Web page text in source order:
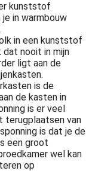
kunststof
in warmbouw
in een kunststof
dat nooit in mijn
ligt aan de
is de
de kasten in
is er veel
terugplaatsen van
is dat je de
een groot
wel kan
op